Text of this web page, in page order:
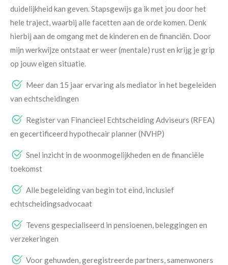
duidelijkheid kan geven. Stapsgewijs ga ik met jou door het
hele traject, waarbij alle facetten aan de orde komen. Denk
hierbij aan de omgang met de kinderen en de financiën. Door
mijn werkwijze ontstaat er weer (mentale) rust en krijg je grip
op jouw eigen situatie.
Meer dan 15 jaar ervaring als mediator in het begeleiden
van echtscheidingen
Register van Financieel Echtscheiding Adviseurs (RFEA)
en gecertificeerd hypothecair planner (NVHP)
Snel inzicht in de woonmogelijkheden en de financiële
toekomst
Alle begeleiding van begin tot eind, inclusief
echtscheidingsadvocaat
Tevens gespecialiseerd in pensioenen, beleggingen en
verzekeringen
Voor gehuwden, geregistreerde partners, samenwoners